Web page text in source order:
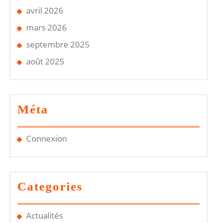
avril 2026
mars 2026
septembre 2025
août 2025
Méta
Connexion
Categories
Actualités